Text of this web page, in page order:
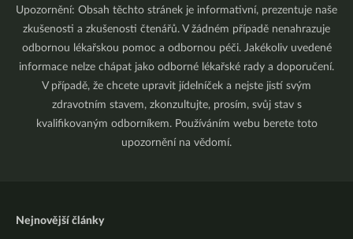
Upozornění: Obsah těchto stránek je informativní, prezentuje naše
zkušenosti a zkušenosti čtenářů. V žádném případě nenahrazuje
odbornou lékařskou pomoc a odbornou péči. Jakékoliv uvedené
informace nelze chápat jako odborné lékařské rady a doporučení.
V případě, že chcete upravit jídelníček a nejste jistí svým
zdravotním stavem, zkonzultujte, prosím, svůj stav s
kvalifikovaným odborníkem. Používáním webu berete toto
upozornění na vědomí.
Nejnovější články